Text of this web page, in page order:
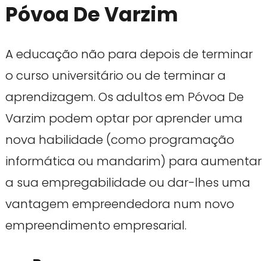
Póvoa De Varzim
A educação não para depois de terminar
o curso universitário ou de terminar a
aprendizagem. Os adultos em Póvoa De
Varzim podem optar por aprender uma
nova habilidade (como programação
informática ou mandarim) para aumentar
a sua empregabilidade ou dar-lhes uma
vantagem empreendedora num novo
empreendimento empresarial.